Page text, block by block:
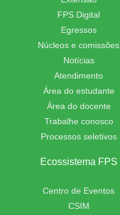
FPS Digital
Egressos
Núcleos e comissões
Notícias
Atendimento
Área do estudante
Área do docente
Trabalhe conosco
Processos seletivos
Ecossistema FPS
Centro de Eventos
CSIM